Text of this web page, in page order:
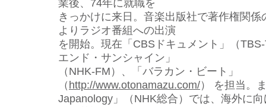
業後、74年に就職を
きっかけに来日。音楽出版社で著作権関係
よりラジオ番組への出演
を開始。現在「CBSドキュメント」（
エンド・サンシャイン」
（NHK-FM）、「バラカン・ビート」
（http://www.otonamazu.com/） を担当。
Japanology」（NHK総合）では、海外に